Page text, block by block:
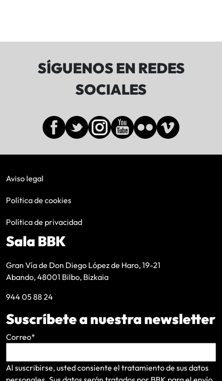
SÍGUENOS EN REDES
SOCIALES
Aviso legal
Política de cookies
Política de privacidad
Sala BBK
Gran Vía de Don Diego López de Haro, 19-21
Abando, 48001 Bilbo, Bizkaia
944 05 88 24
Suscríbete a nuestra newsletter
Correo*
Al suscribirse, usted consiente el tratamiento de sus datos